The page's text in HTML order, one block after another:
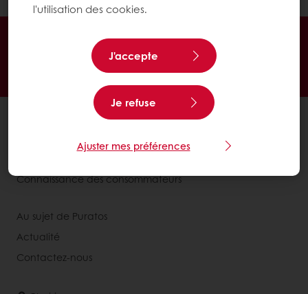
l'utilisation des cookies.
J'accepte
Je refuse
Ajuster mes préférences
Commande en ligne
Paiement en ligne
Livraison gratuite
Recettes inspirantes
Actualités et tendances
Connaissance des consommateurs
Au sujet de Puratos
Actualité
Contactez-nous